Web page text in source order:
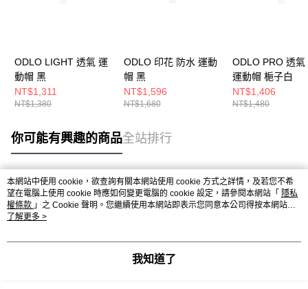
ODLO LIGHT 透氣 運
動帽 黑
NT$1,311
NT$1,380
ODLO 印花 防水 運動
帽 黑
NT$1,596
NT$1,680
ODLO PRO 透氣
運動帽 梔子白
NT$1,406
NT$1,480
你可能有興趣的商品全站排行
熱門標籤
本網站中使用 cookie，欲查詢有關本網站使用 cookie 方式之詳情，及若您不希
望在電腦上使用 cookie 時應如何變更電腦的 cookie 設定，請參閱本網站「 隱私
權條款 」之 Cookie 聲明。您繼續使用本網站即表示您同意本公司得按本網站使
用條款之 Cookie 聲明使用 cookie。
了解更多 >
我知道了